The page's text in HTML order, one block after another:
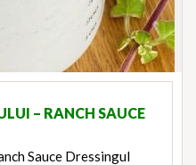
– RANCH SAUCE
Sauce Dressingul